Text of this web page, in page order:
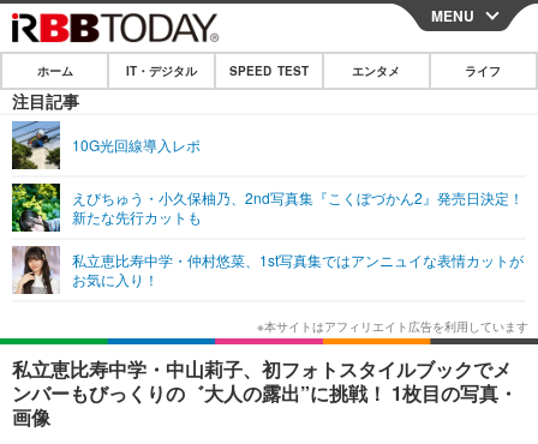
CLOSE
ホーム
IT・デジタル
ネタ
ショッピング その他
SPEED TEST
エンタメ
エンタメTOP
韓国・芸能
音楽 スポーツ
ライフ
ライフTOP グルメ
ペット ショッピング
リリース一覧
プッシュ通知の停止方法
MENU
ホーム IT・デジタル SPEED TEST エンタメ ライフ
注目記事
10G光回線導入レポ
えびちゅう・小久保柚乃、2nd写真集『こくぼづかん2』発売日決定！
新たな先行カットも
私立恵比寿中学・仲村悠菜、1st写真集ではアンニュイな表情カットが
お気に入り！
私立恵比寿中学・中山莉子、初フォトスタイルブックでメ
ンバーもびっくりの゛大人の露出”に挑戦！ 1枚目の写真・
画像